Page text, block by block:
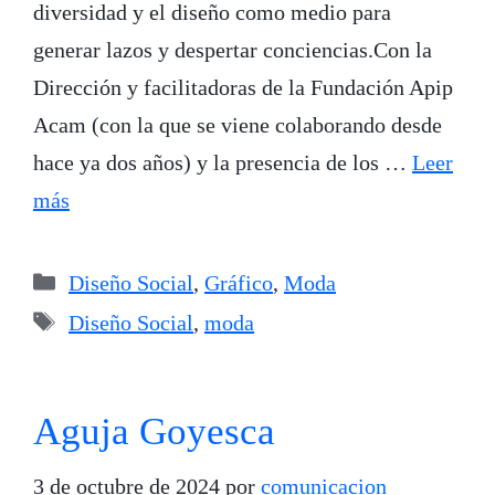
diversidad y el diseño como medio para
generar lazos y despertar conciencias.Con la
Dirección y facilitadoras de la Fundación Apip
Acam (con la que se viene colaborando desde
hace ya dos años) y la presencia de los … Leer
más
Categorías
Diseño Social, Gráfico, Moda
Etiquetas
Diseño Social, moda
Aguja Goyesca
3 de octubre de 2024 por comunicacion